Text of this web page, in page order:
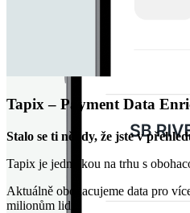
Tapix – Payment Data
Stalo se ti někdy, že jste v
Tapix je jedničkou na trhu s
Aktuálně obohacujeme data pro
milionům lidí.